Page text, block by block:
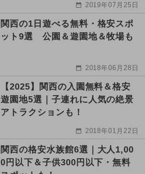
2019年07月25日
関西の1日遊べる無料・格安スポ
ット9選 公園＆遊園地＆牧場も
2018年06月28日
【2025】関西の入園無料＆格安
遊園地5選｜子連れに人気の絶景
アトラクションも！
2018年01月22日
関西の格安水族館6選｜大人1,00
0円以下＆子供300円以下・無料